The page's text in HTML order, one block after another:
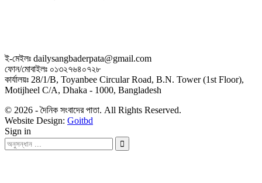
ই-মেইলঃ dailysangbaderpata@gmail.com
ফোন/মোবাইলঃ ০১৩২৭৬৪০৭২৮
কার্যালয়ঃ 28/1/B, Toyanbee Circular Road, B.N. Tower (1st Floor),
Motijheel C/A, Dhaka - 1000, Bangladesh
© 2026 - দৈনিক সংবাদের পাতা. All Rights Reserved.
Website Design: Goitbd
Sign in